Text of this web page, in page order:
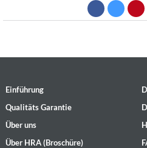
Einführung
Qualitäts Garantie
Über uns
Über HRA (Broschüre)